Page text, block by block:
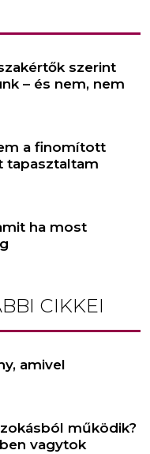
szerint
– és nem, nem
a finomított
tapasztaltam
ha most
CIKKEI
amivel
működik?
vagytok